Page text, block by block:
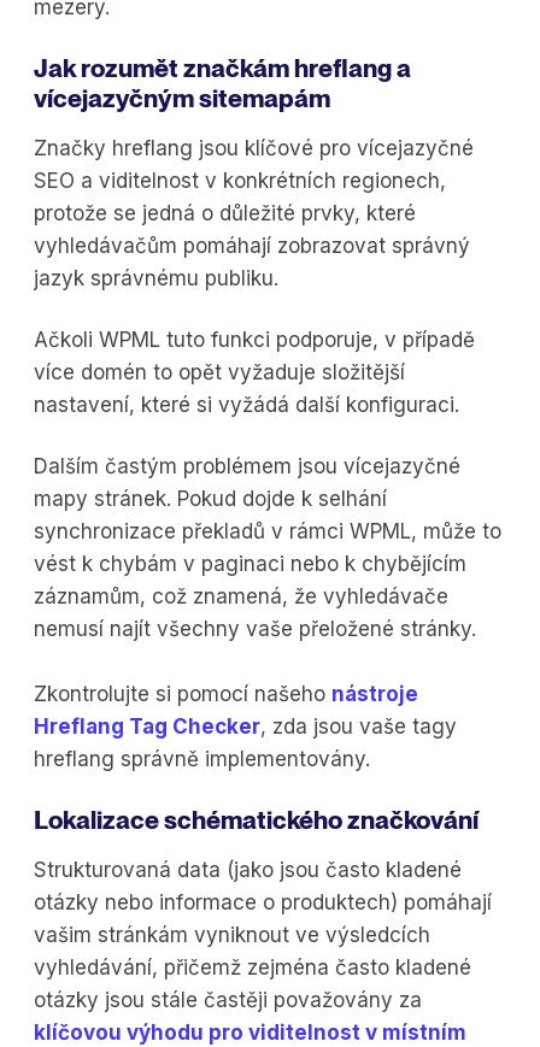
mezery.
Jak rozumět značkám hreflang a
vícejazyčným sitemapám
Značky hreflang jsou klíčové pro vícejazyčné
SEO a viditelnost v konkrétních regionech,
protože se jedná o důležité prvky, které
vyhledávačům pomáhají zobrazovat správný
jazyk správnému publiku.
Ačkoli WPML tuto funkci podporuje, v případě
více domén to opět vyžaduje složitější
nastavení, které si vyžádá další konfiguraci.
Dalším častým problémem jsou vícejazyčné
mapy stránek. Pokud dojde k selhání
synchronizace překladů v rámci WPML, může to
vést k chybám v paginaci nebo k chybějícím
záznamům, což znamená, že vyhledávače
nemusí najít všechny vaše přeložené stránky.
Zkontrolujte si pomocí našeho nástroje
Hreflang Tag Checker, zda jsou vaše tagy
hreflang správně implementovány.
Lokalizace schématického značkování
Strukturovaná data (jako jsou často kladené
otázky nebo informace o produktech) pomáhají
vašim stránkám vyniknout ve výsledcích
vyhledávání, přičemž zejména často kladené
otázky jsou stále častěji považovány za
klíčovou výhodu pro viditelnost v místním